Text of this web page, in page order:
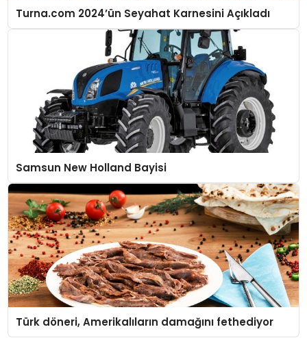
Turna.com 2024’ün Seyahat Karnesini Açıkladı
Samsun New Holland Bayisi
Türk döneri, Amerikalıların damağını fethediyor